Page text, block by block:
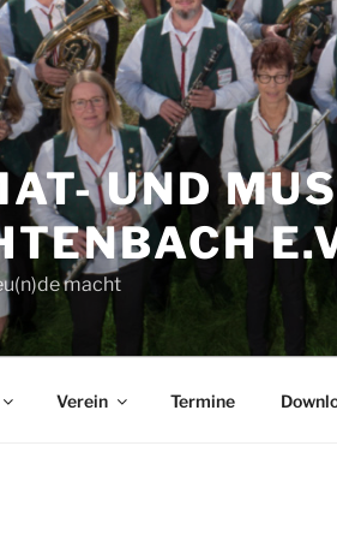
UND
macht
Verein Termine